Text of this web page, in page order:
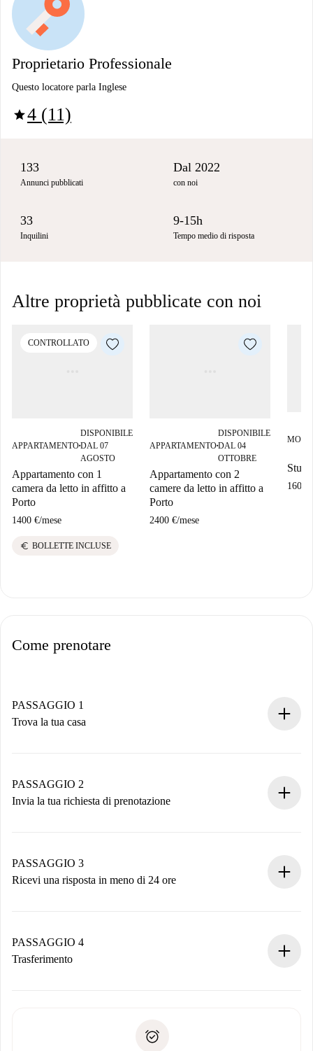
Proprietario Professionale
Questo locatore parla Inglese
star4 (11)
133
Annunci pubblicati
Dal 2022
con noi
33
Inquilini
9-15h
Tempo medio di risposta
Altre proprietà pubblicate con noi
CONTROLLATO
APPARTAMENTO■
DISPONIBILE
DAL 07
AGOSTO
Appartamento con 1
camera da letto in affitto a
Porto
1400 €/mese
euro BOLLETTE INCLUSE
APPARTAMENTO■
DISPONIBILE
DAL 04
OTTOBRE
Appartamento con 2
camere da letto in affitto a
Porto
2400 €/mese
1600
Come prenotare
PASSAGGIO 1
Trova la tua casa
Hai tutte le informazioni necessarie in anticipo.
PASSAGGIO 2
Invia la tua richiesta di prenotazione
non accetta.
PASSAGGIO 3
Ricevi una risposta in meno di 24 ore
contatto con il proprietario.
Se rifiutata: non ti addebiteremo nulla e ti proporremo
Domiciliazione del pagamento
PASSAGGIO 4
Trasferimento
solo se non segnali problemi.